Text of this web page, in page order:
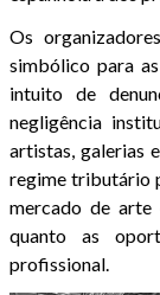
Os
simbólico para
intuito de
negligência
artistas, galerias
regime tributário
mercado de
quanto as
profissional.